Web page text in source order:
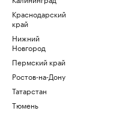
Краснодарский
край
Нижний
Новгород
Пермский край
Ростов-на-Дону
Татарстан
Тюмень